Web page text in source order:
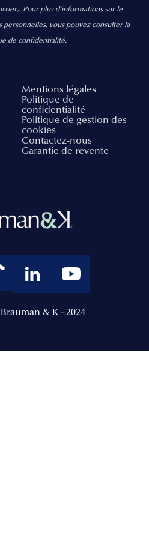
Pour plus d’informations sur le
personnelles, vous pouvez consulter la
de confidentialité.
Mentions légales
Politique de
confidentialité
Politique de gestion des
cookies
Contactez-nous
Garantie de revente
& K - 2024